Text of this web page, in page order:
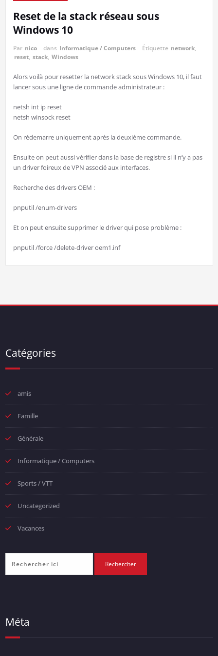
Reset de la stack réseau sous
Windows 10
Par nico dans Informatique / Computers Étiquette network,
reset, stack, Windows
Alors voilà pour resetter la network stack sous Windows 10, il faut
lancer sous une ligne de commande administrateur :
netsh int ip reset
netsh winsock reset
On rédemarre uniquement après la deuxième commande.
Ensuite on peut aussi vérifier dans la base de registre si il n’y a pas
un driver foireux de VPN associé aux interfaces.
Recherche des drivers OEM :
pnputil /enum-drivers
Et on peut ensuite supprimer le driver qui pose problème :
pnputil /force /delete-driver oem1.inf
Catégories
amis
Famille
Générale
Informatique / Computers
Sports / VTT
Uncategorized
Vacances
Méta